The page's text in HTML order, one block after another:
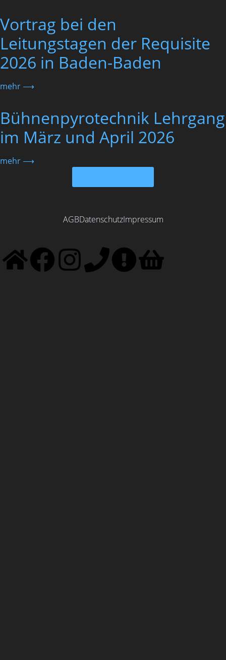
Vortrag bei den
Leitungstagen der Requisite
2026 in Baden-Baden
mehr ⟶
Bühnenpyrotechnik Lehrgang
im März und April 2026
mehr ⟶
AGBDatenschutzImpressum